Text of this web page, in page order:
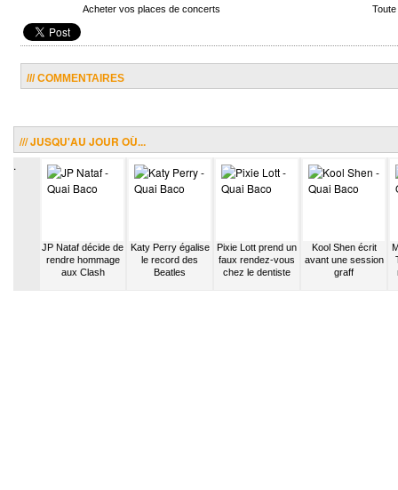
Acheter vos places de concerts
/// COMMENTAIRES
/// JUSQU'AU JOUR OÙ...
.
JP Nataf décide de
rendre hommage
aux Clash
Katy Perry égalise
le record des
Beatles
Pixie Lott prend un
faux rendez-vous
chez le dentiste
Kool Shen écrit
avant une session
graff